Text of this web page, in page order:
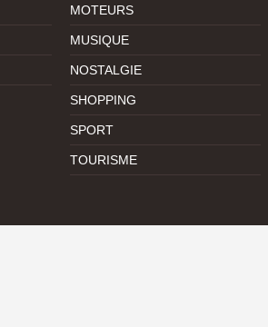
MOTEURS
MUSIQUE
NOSTALGIE
SHOPPING
SPORT
TOURISME